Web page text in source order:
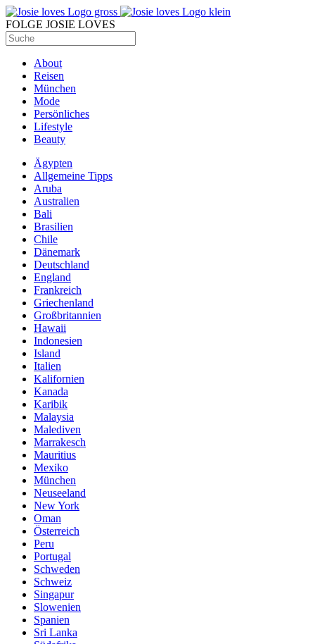
FOLGE JOSIE LOVES
About
Reisen
München
Mode
Persönliches
Lifestyle
Beauty
Ägypten
Allgemeine Tipps
Aruba
Australien
Bali
Brasilien
Chile
Dänemark
Deutschland
England
Frankreich
Griechenland
Großbritannien
Hawaii
Indonesien
Island
Italien
Kalifornien
Kanada
Karibik
Malaysia
Malediven
Marrakesch
Mauritius
Mexiko
München
Neuseeland
New York
Oman
Österreich
Peru
Portugal
Schweden
Schweiz
Singapur
Slowenien
Spanien
Sri Lanka